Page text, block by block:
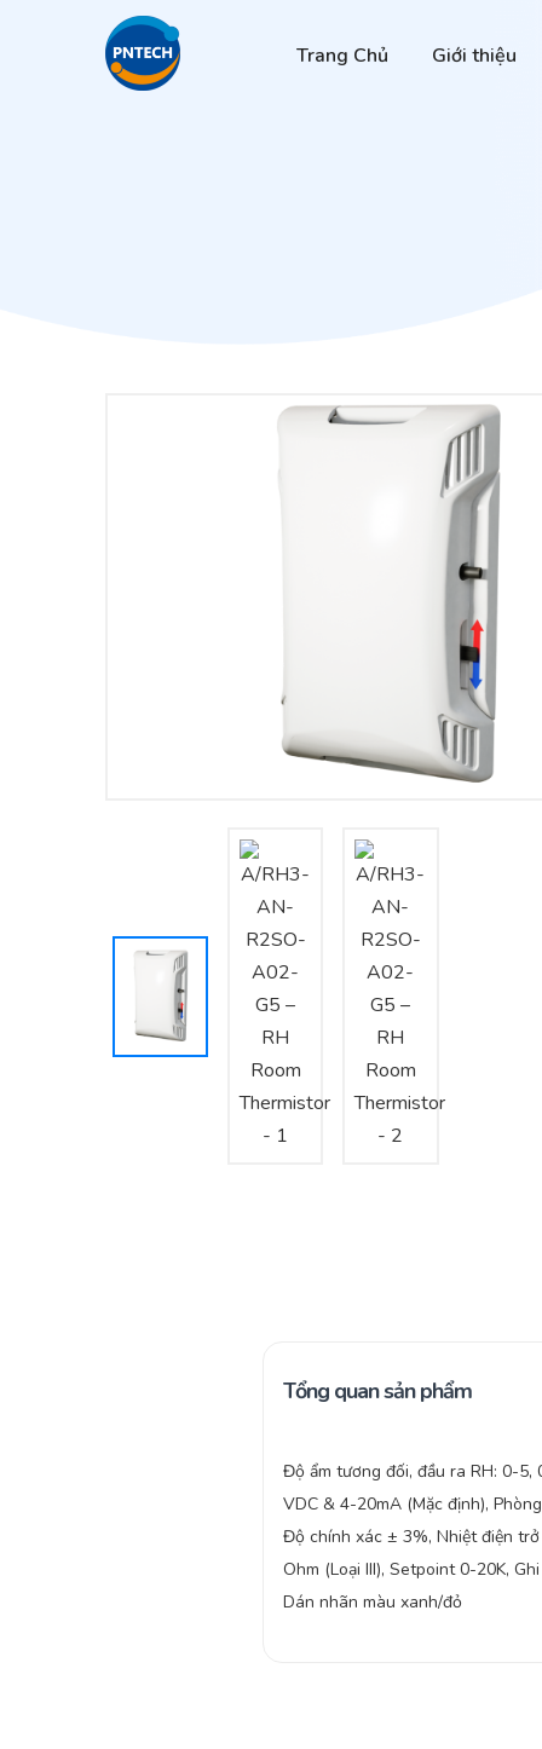
Trang Chủ Giới thiệu
Tổng quan sản phẩm
Độ ẩm tương đối, đầu ra RH: 0-5,
VDC & 4-20mA (Mặc định),
Độ chính xác ± 3%, Nhiệt điện
Ohm (Loại III), Setpoint 0-20K,
Dán nhãn màu xanh/đỏ